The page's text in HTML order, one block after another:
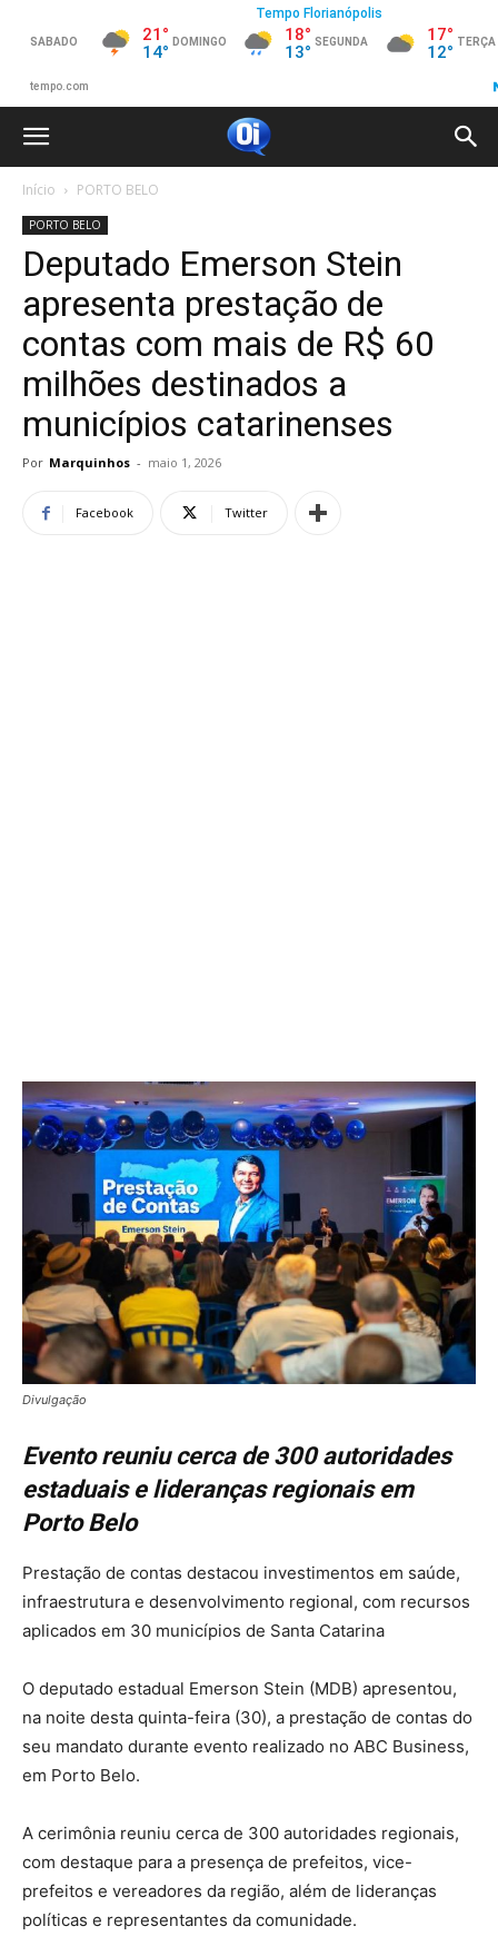
Início PORTO BELO
PORTO BELO
Deputado Emerson Stein
apresenta prestação de
contas com mais de R$ 60
milhões destinados a
municípios catarinenses
Por Marquinhos - maio 1, 2026
Facebook Twitter
Divulgação
Evento reuniu cerca de 300 autoridades
estaduais e lideranças regionais em
Porto Belo
Prestação de contas destacou investimentos em saúde,
infraestrutura e desenvolvimento regional, com recursos
aplicados em 30 municípios de Santa Catarina
O deputado estadual Emerson Stein (MDB) apresentou,
na noite desta quinta-feira (30), a prestação de contas do
seu mandato durante evento realizado no ABC Business,
em Porto Belo.
A cerimônia reuniu cerca de 300 autoridades regionais,
com destaque para a presença de prefeitos, vice-
prefeitos e vereadores da região, além de lideranças
políticas e representantes da comunidade.